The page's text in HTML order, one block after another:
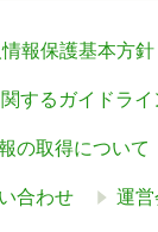
報保護基本方針
するガイドライ
の取得について
合わせ 運営